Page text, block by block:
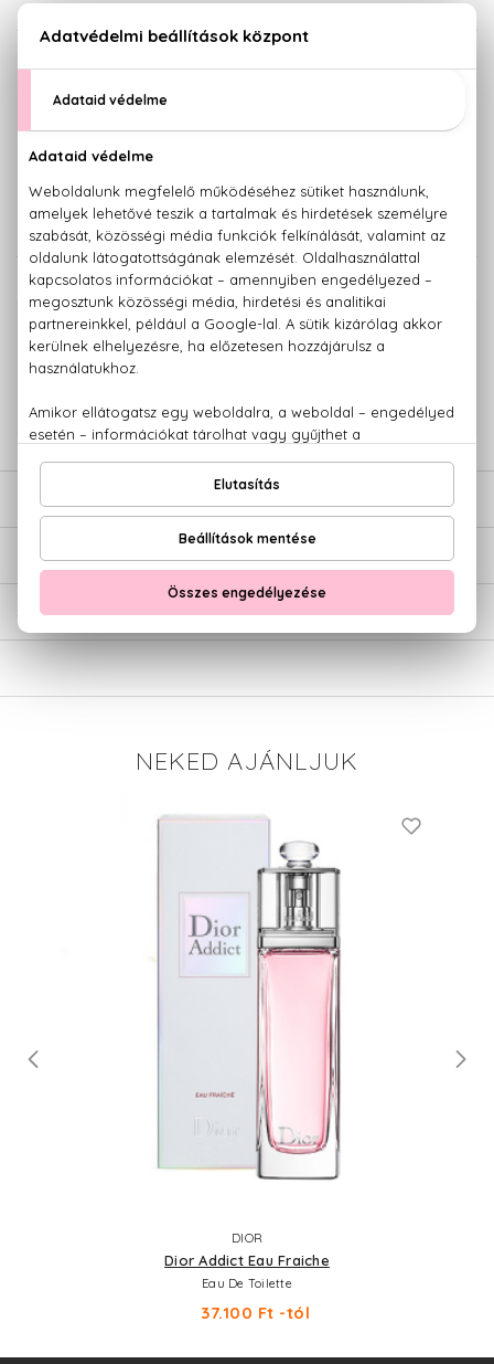
KISZERELÉS KIVÁLASZTÁSA
50 ml
32.490 Ft
100 ml
49.830 Ft
KAPCSOLÓDÓ TERMÉKEK
100% eredeti termékek,14 napos visszaküldési garanciával
779 1926
ÉRTÉKELÉSEK (0)
SZÁLLÍTÁS
NEKED AJÁNLJUK
DIOR
Dior Addict Eau Fraiche
Eau De Toilette
37.100 Ft -tól